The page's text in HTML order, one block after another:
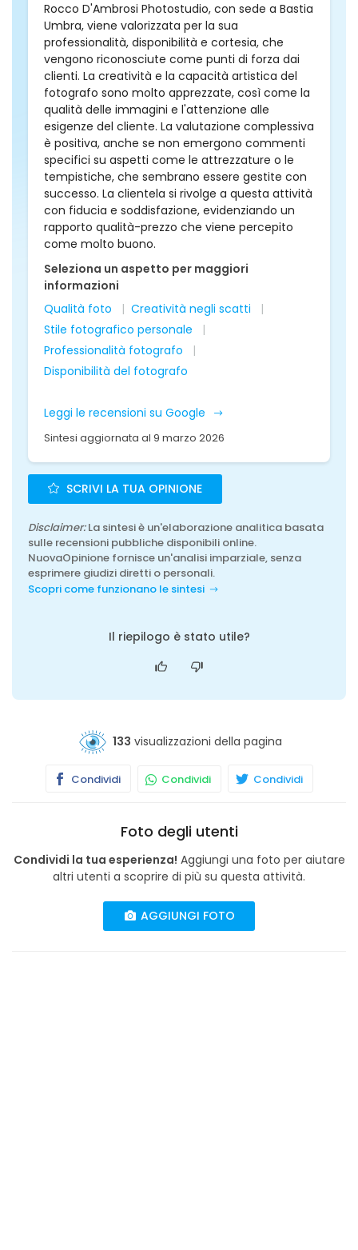
Rocco D'Ambrosi Photostudio, con sede a Bastia
Umbra, viene valorizzata per la sua
professionalità, disponibilità e cortesia, che
vengono riconosciute come punti di forza dai
clienti. La creatività e la capacità artistica del
fotografo sono molto apprezzate, così come la
qualità delle immagini e l'attenzione alle
esigenze del cliente. La valutazione complessiva
è positiva, anche se non emergono commenti
specifici su aspetti come le attrezzature o le
tempistiche, che sembrano essere gestite con
successo. La clientela si rivolge a questa attività
con fiducia e soddisfazione, evidenziando un
rapporto qualità-prezzo che viene percepito
come molto buono.
Seleziona un aspetto per maggiori
informazioni
Qualità foto
Creatività negli scatti
Stile fotografico personale
Professionalità fotografo
Disponibilità del fotografo
Leggi le recensioni su Google
Sintesi aggiornata al 9 marzo 2026
SCRIVI LA TUA OPINIONE
Disclaimer:La sintesi è un'elaborazione analitica basata
sulle recensioni pubbliche disponibili online.
NuovaOpinione fornisce un'analisi imparziale, senza
esprimere giudizi diretti o personali.
Scopri come funzionano le sintesi
Il riepilogo è stato utile?
133 visualizzazioni della pagina
Condividi Condividi Condividi
Foto degli utenti
Condividi la tua esperienza! Aggiungi una foto per aiutare
altri utenti a scoprire di più su questa attività.
AGGIUNGI FOTO